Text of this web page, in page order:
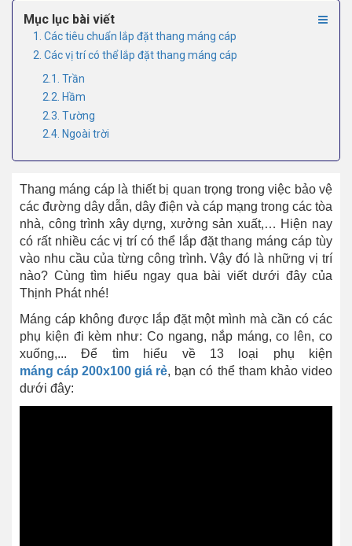
Mục lục bài viết
1. Các tiêu chuẩn lắp đặt thang máng cáp
2. Các vị trí có thể lắp đặt thang máng cáp
2.1. Trần
2.2. Hầm
2.3. Tường
2.4. Ngoài trời
Thang máng cáp là thiết bị quan trọng trong việc bảo vệ
các đường dây dẫn, dây điện và cáp mạng trong các tòa
nhà, công trình xây dựng, xưởng sản xuất,… Hiện nay
có rất nhiều các vị trí có thể lắp đặt thang máng cáp tùy
vào nhu cầu của từng công trình. Vậy đó là những vị trí
nào? Cùng tìm hiểu ngay qua bài viết dưới đây của
Thịnh Phát nhé!
Máng cáp không được lắp đặt một mình mà cần có các
phụ kiện đi kèm như: Co ngang, nắp máng, co lên, co
xuống,... Để tìm hiểu về 13 loại phụ kiện
máng cáp 200x100 giá rẻ, bạn có thể tham khảo video
dưới đây: